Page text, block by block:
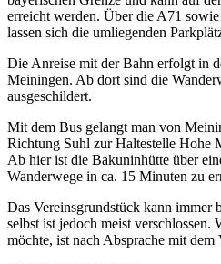
erreicht werden. Über die A71
lassen sich die umliegenden
Die Anreise mit der Bahn erfolgt in
Meiningen. Ab dort sind die
ausgeschildert.
Mit dem Bus gelangt man von
Richtung Suhl zur Haltestelle Hohe
Ab hier ist die Bakuninhütte über
Wanderwege in ca. 15 Minuten zu
Das Vereinsgrundstück kann immer
selbst ist jedoch meist
möchte, ist nach Absprache mit